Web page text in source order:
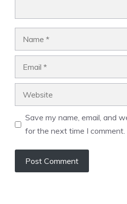
Save my name, email, and
for the next time I comment.